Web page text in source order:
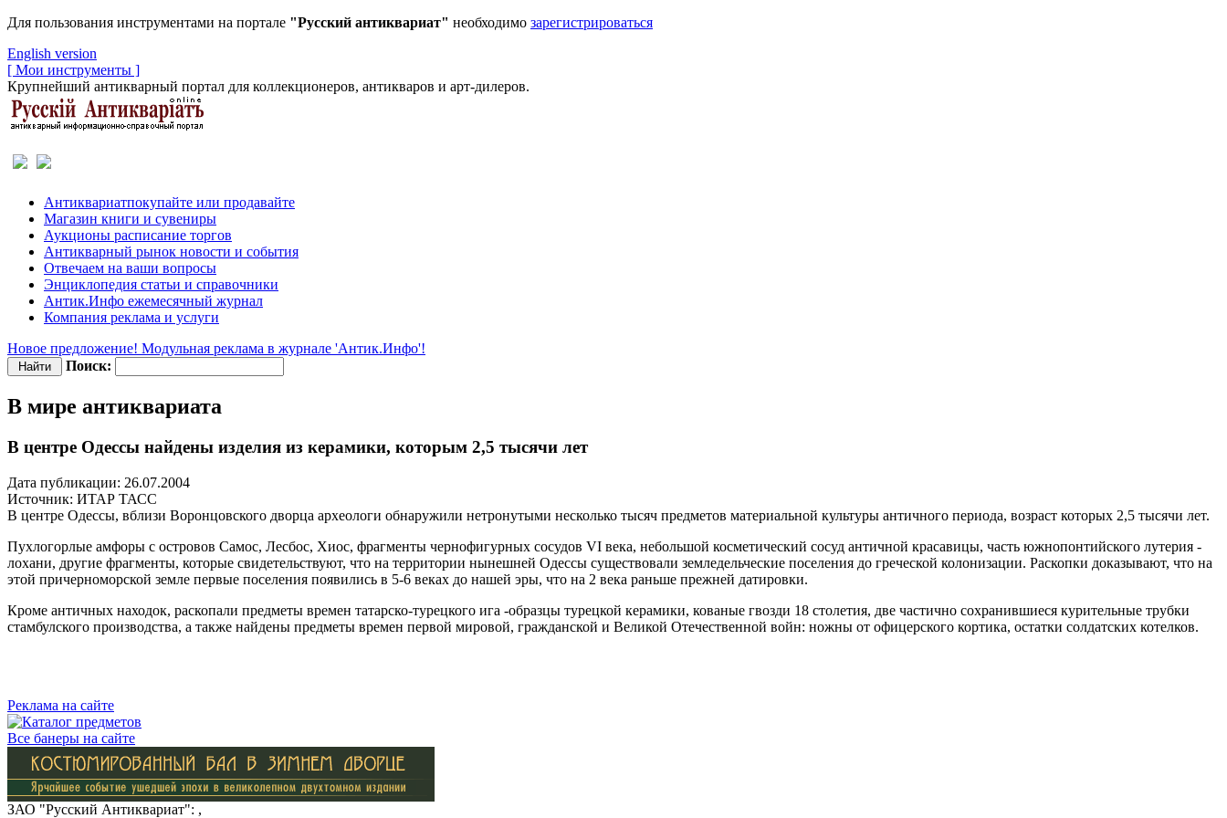
Для пользования инструментами на портале "Русский антиквариат" необходимо зарегистрироваться
English version
[ Мои инструменты ]
Крупнейший антикварный портал для коллекционеров, антикваров и арт-дилеров.
Антиквариатпокупайте или продавайте
Магазин книги и сувениры
Аукционы расписание торгов
Антикварный рынок новости и события
Отвечаем на ваши вопросы
Энциклопедия статьи и справочники
Антик.Инфо ежемесячный журнал
Компания реклама и услуги
Новое предложение! Модульная реклама в журнале 'Антик.Инфо'!
Поиск:
В мире антиквариата
В центре Одессы найдены изделия из керамики, которым 2,5 тысячи лет
Дата публикации: 26.07.2004
Источник: ИТАР ТАСС
В центре Одессы, вблизи Воронцовского дворца археологи обнаружили нетронутыми несколько тысяч предметов материальной культуры античного периода, возраст которых 2,5 тысячи лет.
Пухлогорлые амфоры с островов Самос, Лесбос, Хиос, фрагменты чернофигурных сосудов VI века, небольшой косметический сосуд античной красавицы, часть южнопонтийского лутерия -
лохани, другие фрагменты, которые свидетельствуют, что на территории нынешней Одессы существовали земледельческие поселения до греческой колонизации. Раскопки доказывают, что на
этой причерноморской земле первые поселения появились в 5-6 веках до нашей эры, что на 2 века раньше прежней датировки.
Кроме античных находок, раскопали предметы времен татарско-турецкого ига -образцы турецкой керамики, кованые гвозди 18 столетия, две частично сохранившиеся курительные трубки
стамбулского производства, а также найдены предметы времен первой мировой, гражданской и Великой Отечественной войн: ножны от офицерского кортика, остатки солдатских котелков.
Реклама на сайте
Все банеры на сайте
ЗАО "Русский Антиквариат": ,